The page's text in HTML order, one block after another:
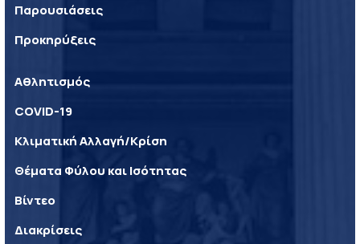
Παρουσιάσεις
Προκηρύξεις
Αθλητισμός
COVID-19
Κλιματική Αλλαγή/Κρίση
Θέματα Φύλου και Ισότητας
Βίντεο
Διακρίσεις